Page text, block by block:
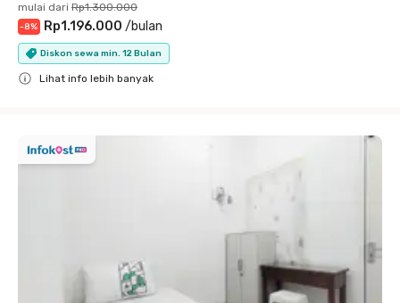
mulai dari Rp1.300.000
-8% Rp1.196.000 /bulan
Diskon sewa min. 12 Bulan
Lihat info lebih banyak